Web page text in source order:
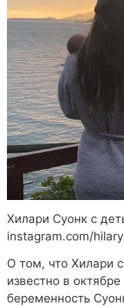
Хилари Суонк с
instagram.com/
О том, что Хилари
известно в
беременность